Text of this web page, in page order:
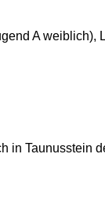
A weiblich),
in Taunusstein